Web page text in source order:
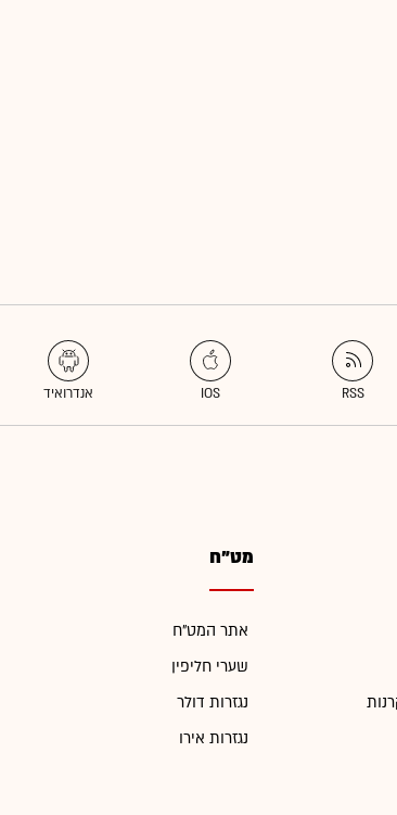
מט"ח
אתר המט"ח
שערי חליפין
נגזרות דולר
נגזרות אירו